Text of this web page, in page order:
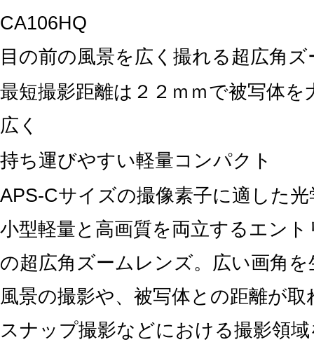
CA106HQ
目の前の風景を広く撮れる超広角
最短撮影距離は２２ｍｍで被写体を
広く
持ち運びやすい軽量コンパクト
APS-Cサイズの撮像素子に適した
小型軽量と高画質を両立するエン
の超広角ズームレンズ。広い画角
風景の撮影や、被写体との距離が
スナップ撮影などにおける撮影領